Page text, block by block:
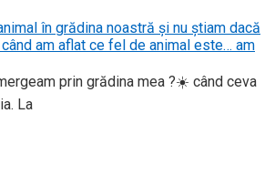
în grădina noastră și nu știam dacă
am aflat ce fel de animal este… am
prin grădina mea ?☀️ când ceva
La